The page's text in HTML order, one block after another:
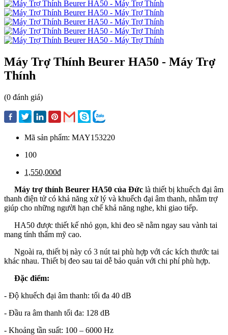
Máy Trợ Thính Beurer HA50 - Máy Trợ
Thính
(0 đánh giá)
Mã sản phẩm: MAY153220
100
1,550,000đ
Máy trợ thính Beurer HA50 của Đức là thiết bị khuếch đại âm
thanh điện tử có khả năng xử lý và khuếch đại âm thanh, nhằm trợ
giúp cho những người hạn chế khả năng nghe, khi giao tiếp.
HA50 được thiết kế nhỏ gọn, khi đeo sẽ nằm ngay sau vành tai
mang tính thẩm mỹ cao.
Ngoài ra, thiết bị này có 3 nút tai phù hợp với các kích thước tai
khác nhau. Thiết bị đeo sau tai dễ bảo quản với chi phí phù hợp.
Đặc điểm:
- Độ khuếch đại âm thanh: tối đa 40 dB
- Đầu ra âm thanh tối đa: 128 dB
- Khoảng tần suất: 100 – 6000 Hz